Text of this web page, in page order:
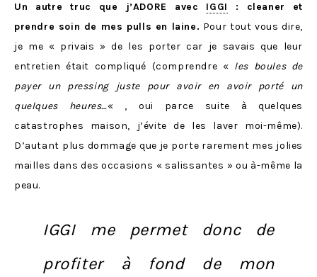
Un autre truc que j’ADORE avec IGGI
: cleaner et
prendre soin de mes pulls en laine. Pour tout vous dire,
je me « privais » de les porter car je savais que leur
entretien était compliqué (comprendre « les boules de
payer un pressing juste pour avoir en avoir porté un
quelques heures…« , oui parce suite à quelques
catastrophes maison, j’évite de les laver moi-même).
D’autant plus dommage que je porte rarement mes jolies
mailles dans des occasions « salissantes » ou à-même la
peau.
IGGI me permet donc de
profiter à fond de mon